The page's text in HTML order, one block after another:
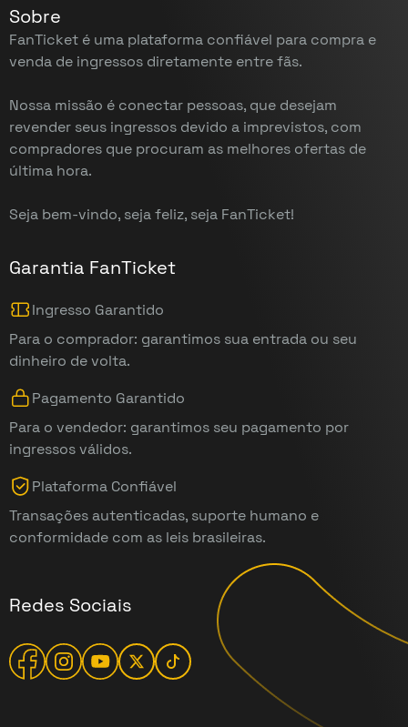
Sobre
FanTicket é uma plataforma confiável para compra e
venda de ingressos diretamente entre fãs.
Nossa missão é conectar pessoas, que desejam
revender seus ingressos devido a imprevistos, com
compradores que procuram as melhores ofertas de
última hora.
Seja bem-vindo, seja feliz, seja FanTicket!
Garantia FanTicket
Ingresso Garantido
Para o comprador: garantimos sua entrada ou seu
dinheiro de volta.
Pagamento Garantido
Para o vendedor: garantimos seu pagamento por
ingressos válidos.
Plataforma Confiável
Transações autenticadas, suporte humano e
conformidade com as leis brasileiras.
Redes Sociais